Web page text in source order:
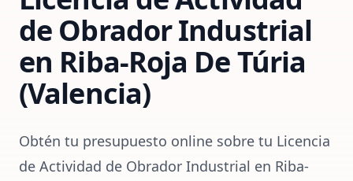
de Obrador Industrial
en Riba-Roja De Túria
(Valencia)
Obtén tu presupuesto online sobre tu Licencia
de Actividad de Obrador Industrial en Riba-